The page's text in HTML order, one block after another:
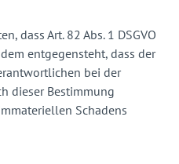
dass Art. 82 Abs. 1 DSGVO
entgegensteht, dass der
bei der
dieser Bestimmung
Schadens